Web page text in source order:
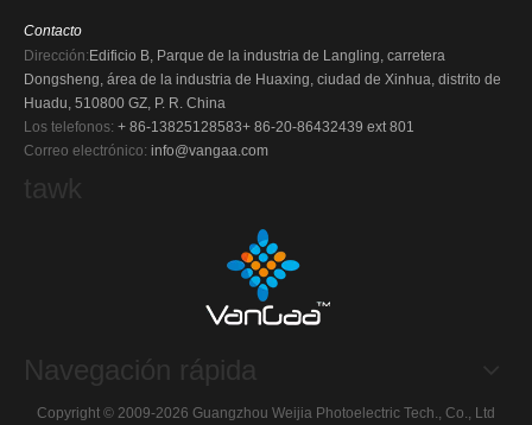
Contacto
Dirección:Edificio B, Parque de la industria de Langling, carretera
Dongsheng, área de la industria de Huaxing, ciudad de Xinhua, distrito de
Huadu, 510800 GZ, P. R. China
Los telefonos: + 86-13825128583+ 86-20-86432439 ext 801
Correo electrónico: info@vangaa.com
tawk
Navegación rápida
Copyright © 2009-2026 Guangzhou Weijia Photoelectric Tech., Co., Ltd